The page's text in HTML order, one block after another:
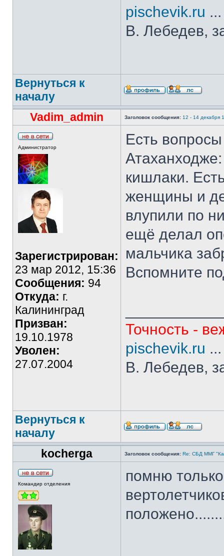
pischevik.ru
В. Лебедев,
Вернуться к
началу
Vadim_admin
Заголовок сообщения: 12 - 14 декабря
Администратор
Зарегистрирован:
23 мар 2012, 15:36
Сообщения: 94
Откуда: г.
Калининград
Призван:
19.10.1978
Уволен:
27.07.2004
Есть
кишлаки.
женщины и
влупили по
ещё делал
мальчика
Вспомните
Точность -
pischevik.ru
В. Лебедев,
Вернуться к
началу
kocherga
Заголовок сообщения: Re: СБД ММГ
Командир отделения
помню